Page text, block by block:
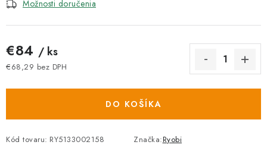
Možnosti doručenia
€84 / ks
€68,29 bez DPH
DO KOŠÍKA
Kód tovaru: RY5133002158 Značka:Ryobi